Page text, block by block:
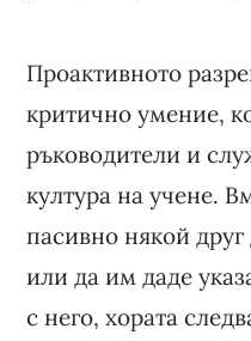
Проактивното
критично умение,
ръководители и
култура на учене.
пасивно някой
или да им даде
с него, хората